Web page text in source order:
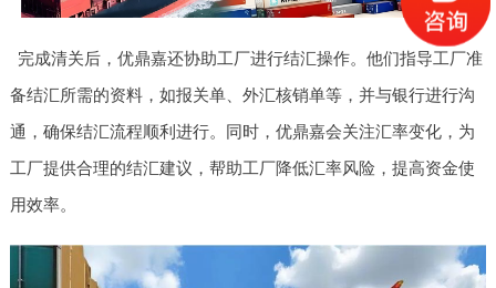
完成清关后，优鼎嘉还协助工厂进行结汇操作。他们指导工厂准
备结汇所需的资料，如报关单、外汇核销单等，并与银行进行沟
通，确保结汇流程顺利进行。同时，优鼎嘉会关注汇率变化，为
工厂提供合理的结汇建议，帮助工厂降低汇率风险，提高资金使
用效率。